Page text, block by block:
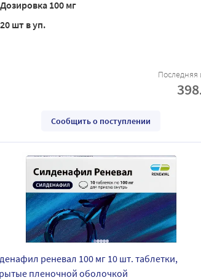
Дозировка 100 мг
20 шт в уп.
Последняя
398
Сообщить о поступлении
реневал 100 мг 10 шт. таблетки,
пленочной оболочкой